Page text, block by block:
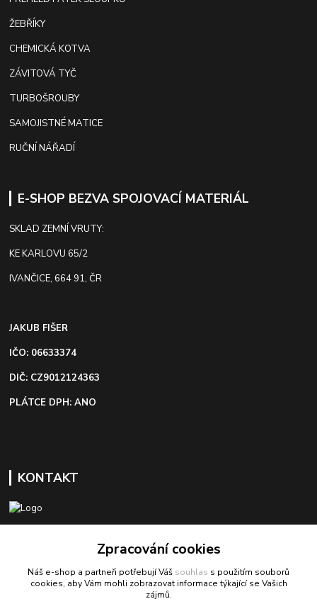
ŽEBŘÍKY
CHEMICKÁ KOTVA
ZÁVITOVÁ TYČ
TURBOŠROUBY
SAMOJISTNÉ MATICE
RUČNÍ NÁŘADÍ
E-SHOP BEZVA SPOJOVACÍ MATERIÁL
SKLAD ZEMNÍ VRUTY:
KE KARLOVU 65/2
IVANČICE, 664 91, ČR
JAKUB FIŠER
IČO: 06633374
DIČ: CZ9012124363
PLÁTCE DPH: ANO
KONTAKT
+420 603 418 822
odbyt@bezva-spojovacimaterial.cz
Zpracování cookies
Náš e-shop a partneři potřebují Váš souhlas s použitím souborů
cookies, aby Vám mohli zobrazovat informace týkající se Vašich
zájmů.